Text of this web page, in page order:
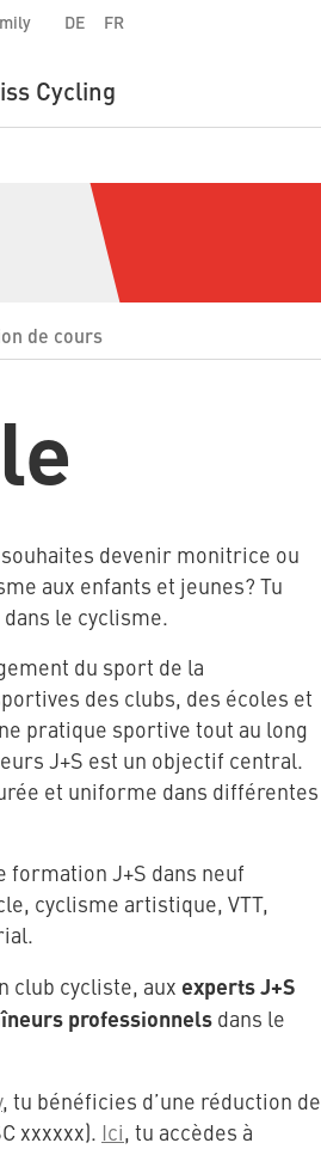
DE FR
Cycling
de cours
devenir monitrice ou
aux enfants et jeunes? Tu
le cyclisme.
du sport de la
des clubs, des écoles et
pratique sportive tout au long
J+S est un objectif central.
et uniforme dans différentes
formation J+S dans neuf
cyclisme artistique, VTT,
club cycliste, aux experts J+S
professionnelsdans le
, tu bénéficies d’une réduction de
xxxxxx). Ici, tu accèdes à